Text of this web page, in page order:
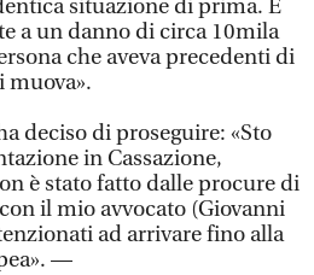
situazione di prima. È
a un danno di circa 10mila
che aveva precedenti di
muova».
deciso di proseguire: «Sto
in Cassazione,
è stato fatto dalle procure di
il mio avvocato (Giovanni
ad arrivare fino alla
—